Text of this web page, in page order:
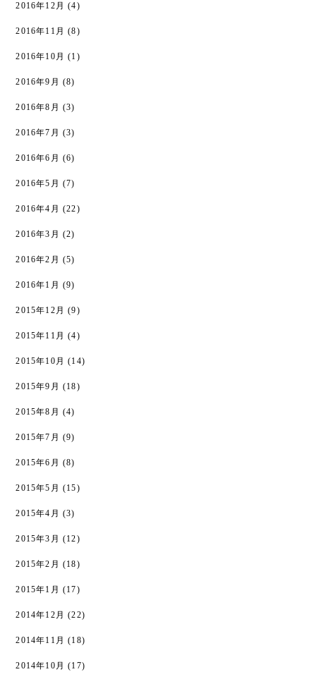
2016年12月 (4)
2016年11月 (8)
2016年10月 (1)
2016年9月 (8)
2016年8月 (3)
2016年7月 (3)
2016年6月 (6)
2016年5月 (7)
2016年4月 (22)
2016年3月 (2)
2016年2月 (5)
2016年1月 (9)
2015年12月 (9)
2015年11月 (4)
2015年10月 (14)
2015年9月 (18)
2015年8月 (4)
2015年7月 (9)
2015年6月 (8)
2015年5月 (15)
2015年4月 (3)
2015年3月 (12)
2015年2月 (18)
2015年1月 (17)
2014年12月 (22)
2014年11月 (18)
2014年10月 (17)